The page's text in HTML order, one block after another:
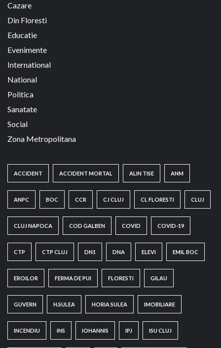
Cazare
Din Floresti
Educatie
Evenimente
International
National
Politica
Sanatate
Social
Zona Metropolitana
ACCIDENT ACCIDENT MORTAL ALIN TISE ANM
ANPC BOC CCR CJ CLUJ CL FLORESTI CLUJ
CLUJ NAPOCA COD GALBEN COVID COVID-19
CTP CTP CLUJ DN1 DNA ELEVI EMIL BOC
EROILOR FERMA DE PUI FLORESTI GILAU
GUVERN H.SULEA HORIA SULEA IMOBILIARE
INCENDIU INS IOHANNIS IPJ ISU CLUJ